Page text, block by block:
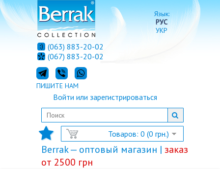
Язык:
РУС
УКР
Товаров: 0 (0 грн.)
Войти или зарегистрироваться
(063) 883-20-02
(067) 883-20-02
ПИШИТЕ НАМ
Berrak — оптовый магазин | заказ
от 2500 грн